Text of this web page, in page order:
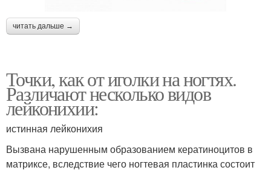
читать дальше →
Точки, как от иголки на ногтях.
Различают несколько видов
лейконихии:
истинная лейконихия
Вызвана нарушенным образованием кератиноцитов в
матриксе, вследствие чего ногтевая пластинка состоит